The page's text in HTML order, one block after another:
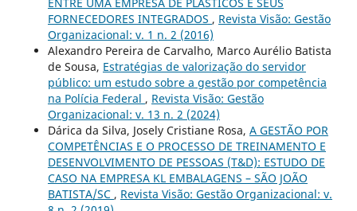
FORNECEDORES INTEGRADOS , Revista Visão: Gestão
Organizacional: v. 1 n. 2 (2016)
Alexandro Pereira de Carvalho, Marco Aurélio Batista
de Sousa, Estratégias de valorização do servidor
público: um estudo sobre a gestão por competência
na Polícia Federal , Revista Visão: Gestão
Organizacional: v. 13 n. 2 (2024)
Dárica da Silva, Josely Cristiane Rosa, A GESTÃO POR
COMPETÊNCIAS E O PROCESSO DE TREINAMENTO E
DESENVOLVIMENTO DE PESSOAS (T&D): ESTUDO DE
CASO NA EMPRESA KL EMBALAGENS – SÃO JOÃO
BATISTA/SC , Revista Visão: Gestão Organizacional: v.